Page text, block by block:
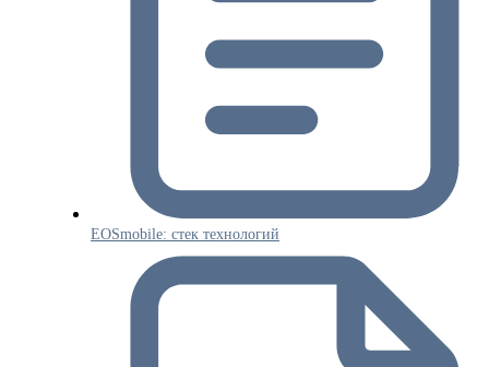
EOSmobile: стек технологий